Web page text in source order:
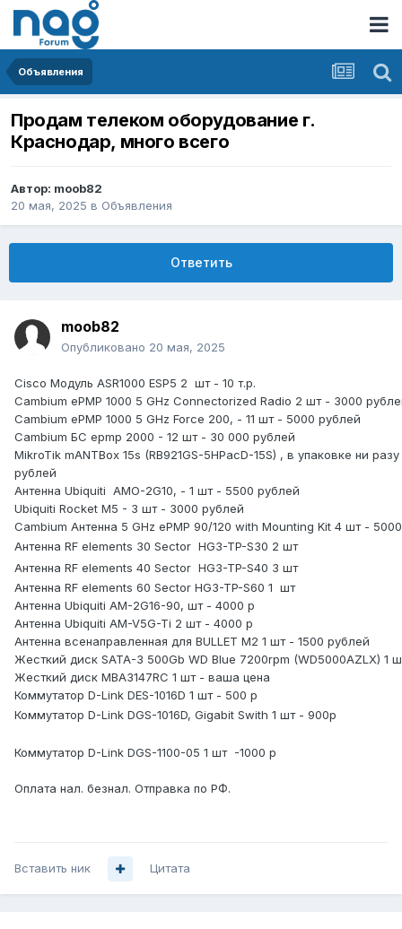
Объявления
Продам телеком оборудование г.
Краснодар, много всего
Автор: moob82
20 мая, 2025 в Объявления
Ответить
moob82
Опубликовано 20 мая, 2025
Cisco Модуль ASR1000 ESP5 2 шт - 10 т.р.
Cambium ePMP 1000 5 GHz Connectorized Radio 2 шт - 3000
Cambium ePMP 1000 5 GHz Force 200, - 11 шт - 5000 рублей
Cambium БС epmp 2000 - 12 шт - 30 000 рублей
MikroTik mANTBox 15s (RB921GS-5HPacD-15S) , в упаковке ни
рублей
Антенна Ubiquiti AMO-2G10, - 1 шт - 5500 рублей
Ubiquiti Rocket M5 - 3 шт - 3000 рублей
Cambium Антенна 5 GHz ePMP 90/120 with Mounting Kit 4 шт -
Антенна RF elements 30 Sector HG3-TP-S30 2 шт
Антенна RF elements 40 Sector HG3-TP-S40 3 шт
Антенна RF elements 60 Sector HG3-TP-S60 1 шт
Антенна Ubiquiti AM-2G16-90, шт - 4000 р
Антенна Ubiquiti AM-V5G-Ti 2 шт - 4000 р
Антенна всенаправленная для BULLET M2 1 шт - 1500 рублей
Жесткий диск SATA-3 500Gb WD Blue 7200rpm (WD5000AZLX) 1
Жесткий диск МВА3147RC 1 шт - ваша цена
Коммутатор D-Link DES-1016D 1 шт - 500 р
Коммутатор D-Link DGS-1016D, Gigabit Swith 1 шт - 900р
Коммутатор D-Link DGS-1100-05 1 шт -1000 р
Оплата нал. безнал. Отправка по РФ.
Вставить ник Цитата